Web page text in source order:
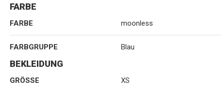
FARBE
FARBE moonless
FARBGRUPPE Blau
BEKLEIDUNG
GRÖSSE XS